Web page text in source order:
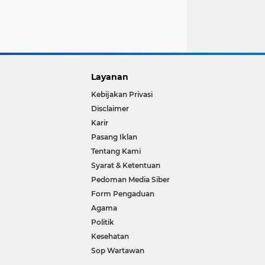
Layanan
Kebijakan Privasi
Disclaimer
Karir
Pasang Iklan
Tentang Kami
Syarat & Ketentuan
Pedoman Media Siber
Form Pengaduan
Agama
Politik
Kesehatan
Sop Wartawan